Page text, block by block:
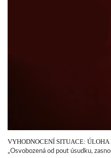
VYHODNOCENÍ SITUACE:
„Osvobozená od pout úsudku,